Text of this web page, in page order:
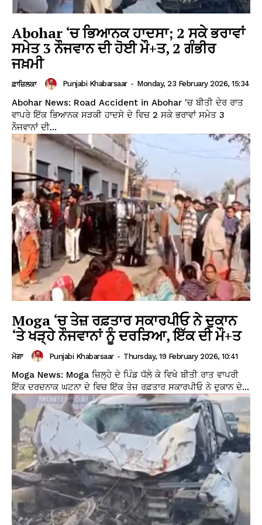
Abohar ‘ਚ ਭਿਆਨਕ ਹਾਦਸਾ; 2 ਸਕੇ ਭਰਾਵਾਂ
ਸਮੇਤ 3 ਨੌਜਵਾਨ ਦੀ ਹੋਈ ਮੌ+ਤ, 2 ਗੰਭੀਰ
ਜਖ਼ਮੀ
ਫ਼ਾਜ਼ਿਲਕਾ Punjabi Khabarsaar - Monday, 23 February 2026, 15:34
Abohar News: Road Accident in Abohar 'ਚ ਬੀਤੀ ਦੇਰ ਰਾਤ
ਵਾਪਰੇ ਇੱਕ ਭਿਆਨਕ ਸੜਕੀ ਹਾਦਸੇ ਦੇ ਵਿਚ 2 ਸਕੇ ਭਰਾਵਾਂ ਸਮੇਤ 3
ਨੌਜਵਾਨਾਂ ਦੀ...
Moga ‘ਚ ਤੇਜ਼ ਰਫ਼ਤਾਰ ਸਕਾਰਪੀਓ ਨੇ ਦੁਕਾਨ
‘ਤੇ ਖੜ੍ਹੇ ਨੌਜਵਾਨਾਂ ਨੂੰ ਦਰੜਿਆ, ਇੱਕ ਦੀ ਮੌ+ਤ
ਮੋਗਾ Punjabi Khabarsaar - Thursday, 19 February 2026, 10:41
Moga News: Moga ਜ਼ਿਲ੍ਹੇ ਦੇ ਪਿੰਡ ਧੱਲੇ ਕੇ ਵਿਖੇ ਬੀਤੀ ਰਾਤ ਵਾਪਰੀ
ਇੱਕ ਦਰਦਨਾਕ ਘਟਨਾ ਦੇ ਵਿਚ ਇੱਕ ਤੇਜ਼ ਰਫ਼ਤਾਰ ਸਕਾਰਪੀਓ ਨੇ ਦੁਕਾਨ ਦੇ...